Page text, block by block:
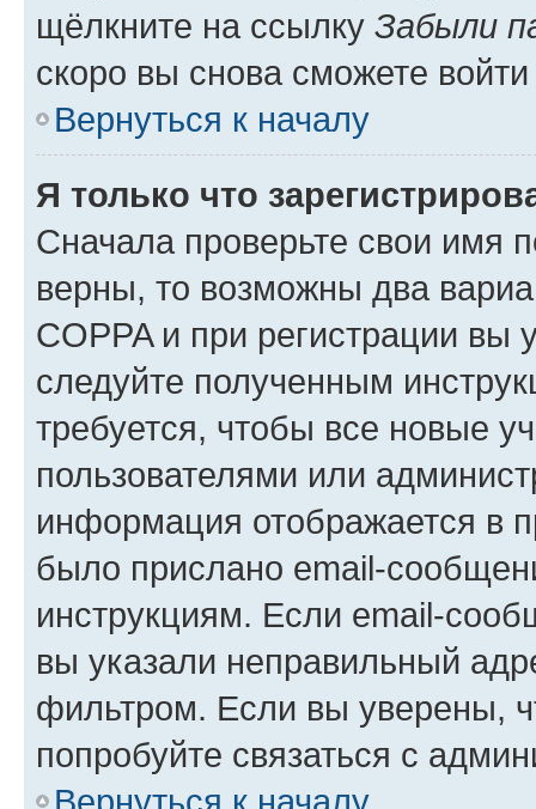
щёлкните на ссылку Забыли
скоро вы снова сможете
Вернуться к началу
Я только что
Сначала проверьте свои имя
верны, то возможны два
COPPA и при регистрации вы
следуйте полученным
требуется, чтобы все новые
пользователями или
информация отображается в
было прислано email-
инструкциям. Если email-
вы указали неправильный
фильтром. Если вы уверены,
попробуйте связаться с
Вернуться к началу